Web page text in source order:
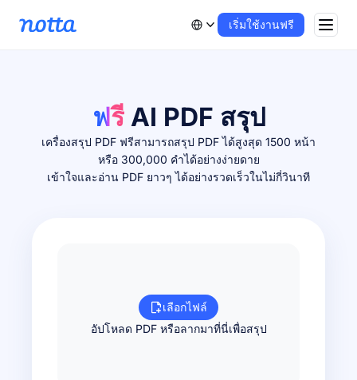
เริ่มใช้งานฟรี
ฟรีAI PDF สรุป
เครื่องสรุป PDF ฟรีสามารถสรุป PDF ได้สูงสุด 1500 หน้า
หรือ 300,000 คำได้อย่างง่ายดาย
เข้าใจและอ่าน PDF ยาวๆ ได้อย่างรวดเร็วในไม่กี่วินาที
เลือกไฟล์
อัปโหลด PDF หรือลากมาที่นี่เพื่อสรุป